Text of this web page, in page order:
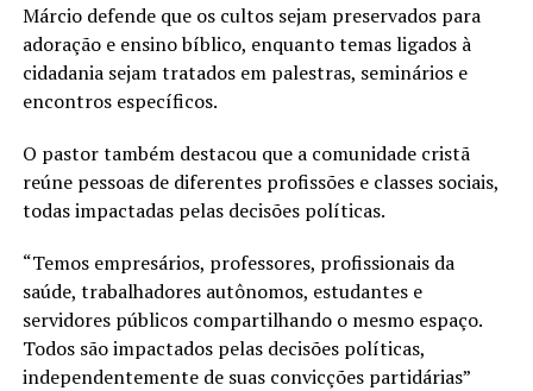
Márcio defende que os cultos sejam preservados para
adoração e ensino bíblico, enquanto temas ligados à
cidadania sejam tratados em palestras, seminários e
encontros específicos.
O pastor também destacou que a comunidade cristã
reúne pessoas de diferentes profissões e classes sociais,
todas impactadas pelas decisões políticas.
“Temos empresários, professores, profissionais da
saúde, trabalhadores autônomos, estudantes e
servidores públicos compartilhando o mesmo espaço.
Todos são impactados pelas decisões políticas,
independentemente de suas convicções partidárias”